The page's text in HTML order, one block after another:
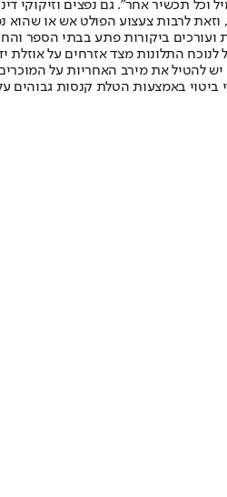
פצץ, תרמיל וכל תכשיר אחר". גם נפצים
לרבות צעצוע הפולט אש או שהוא
ועורכים ביקורות פתע בבתי הספר
התלונות מצד אזרחים על אוזלת
להטיל את מירב האחריות על
באמצעות הטלת קנסות גבוהים